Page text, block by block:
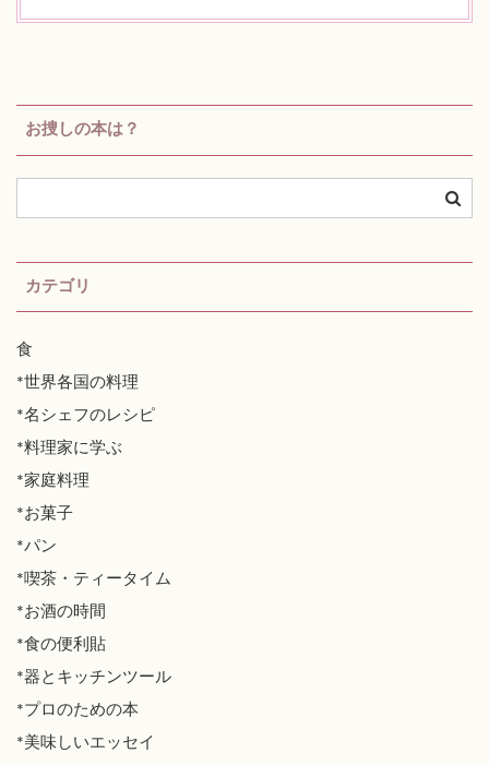
お捜しの本は？
カテゴリ
食
*世界各国の料理
*名シェフのレシピ
*料理家に学ぶ
*家庭料理
*お菓子
*パン
*喫茶・ティータイム
*お酒の時間
*食の便利貼
*器とキッチンツール
*プロのための本
*美味しいエッセイ